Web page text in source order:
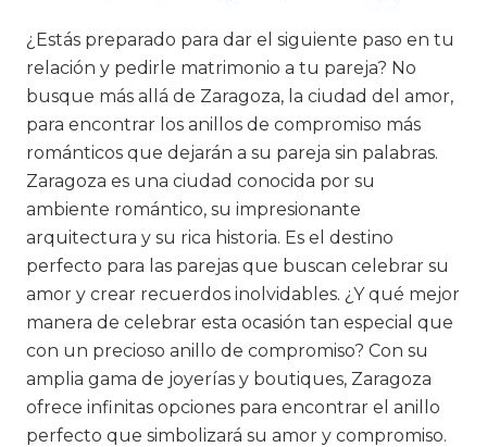
¿Estás preparado para dar el siguiente paso en tu
relación y pedirle matrimonio a tu pareja? No
busque más allá de Zaragoza, la ciudad del amor,
para encontrar los anillos de compromiso más
románticos que dejarán a su pareja sin palabras.
Zaragoza es una ciudad conocida por su
ambiente romántico, su impresionante
arquitectura y su rica historia. Es el destino
perfecto para las parejas que buscan celebrar su
amor y crear recuerdos inolvidables. ¿Y qué mejor
manera de celebrar esta ocasión tan especial que
con un precioso anillo de compromiso? Con su
amplia gama de joyerías y boutiques, Zaragoza
ofrece infinitas opciones para encontrar el anillo
perfecto que simbolizará su amor y compromiso.